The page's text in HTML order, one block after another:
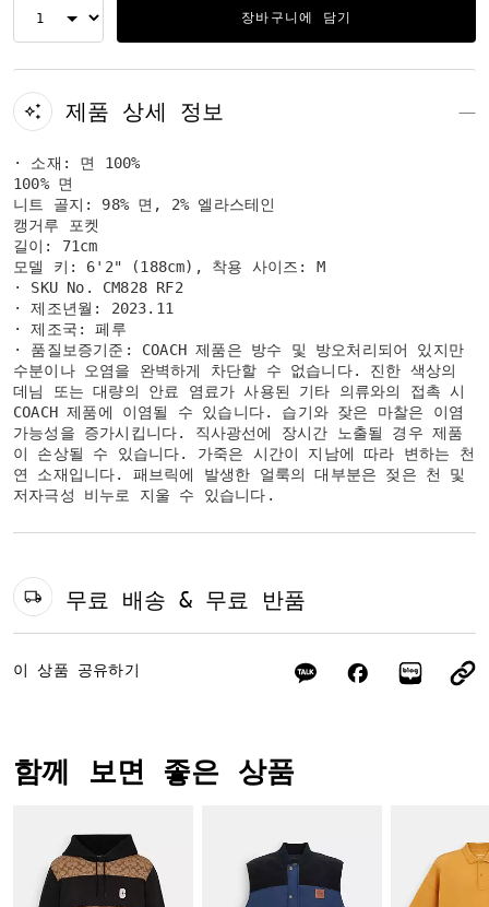
장바구니에 담기
제품 상세 정보
· 소재: 면 100%
100% 면
니트 골지: 98% 면, 2% 엘라스테인
캥거루 포켓
길이: 71cm
모델 키: 6'2" (188cm), 착용 사이즈: M
· SKU No. CM828 RF2
· 제조년월: 2023.11
· 제조국: 페루
· 품질보증기준: COACH 제품은 방수 및 방오처리되어 있지만
수분이나 오염을 완벽하게 차단할 수 없습니다. 진한 색상의
데님 또는 대량의 안료 염료가 사용된 기타 의류와의 접촉 시
COACH 제품에 이염될 수 있습니다. 습기와 잦은 마찰은 이염
가능성을 증가시킵니다. 직사광선에 장시간 노출될 경우 제품
이 손상될 수 있습니다. 가죽은 시간이 지남에 따라 변하는 천
연 소재입니다. 패브릭에 발생한 얼룩의 대부분은 젖은 천 및
저자극성 비누로 지울 수 있습니다.
무료 배송 & 무료 반품
이 상품 공유하기
함께 보면 좋은 상품